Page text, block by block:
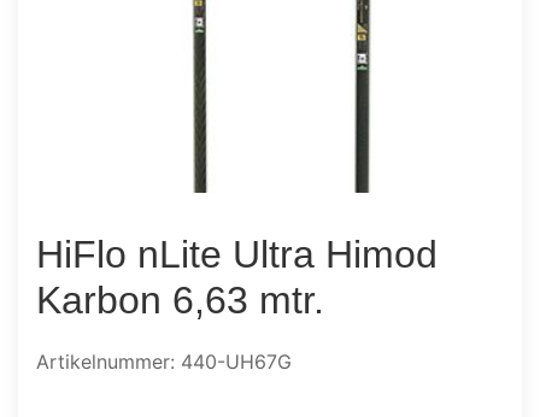
HiFlo nLite Ultra Himod
Karbon 6,63 mtr.
Artikelnummer: 440-UH67G